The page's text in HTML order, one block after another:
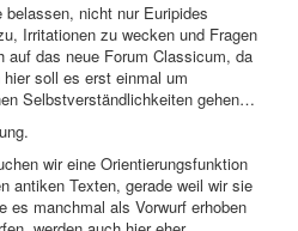
nicht nur Euripides
Irritationen zu wecken und Fragen
auf das neue Forum Classicum, da
soll es erst einmal um
Selbstverständlichkeiten gehen…
wir eine Orientierungsfunktion
antiken Texten, gerade weil wir sie
es manchmal als Vorwurf erhoben